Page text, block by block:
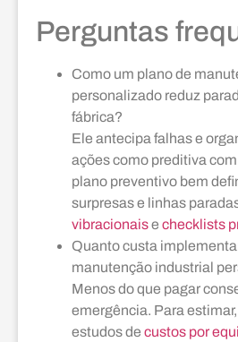
Perguntas
Como um plano de
personalizado reduz
fábrica?
Ele antecipa falhas e
ações como preditiva
plano preventivo bem
surpresas e linhas
vibracionaise checklists
Quanto custa
manutenção industrial
Menos do que pagar
emergência. Para
estudos de custos por